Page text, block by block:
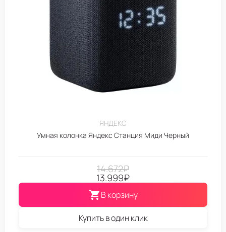
ЯНДЕКС
Умная колонка Яндекс Станция Миди Черный
14.672₽
13.999₽
В корзину
Купить в один клик